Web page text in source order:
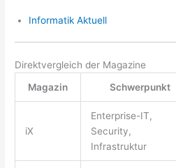
Informatik Aktuell
Direktvergleich der Magazine
Magazin
Schwerpunkt
iX
Enterprise-IT,
Security,
Infrastruktur